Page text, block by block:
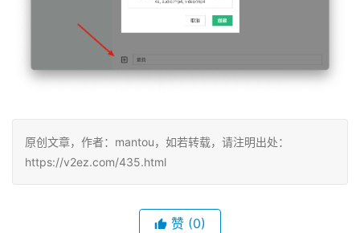
原创文章，作者：mantou，如若转载，请注明出处：
https://v2ez.com/435.html
赞 (0)